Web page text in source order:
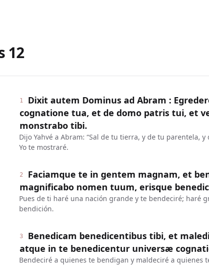
12
1
Dixit autem Dominus ad Abram :
cognatione tua, et de domo patris tui, et
monstrabo tibi.
Dijo Yahvé a Abram: “Sal de tu tierra, y de tu parentela,
Yo te mostraré.
2
Faciamque te in gentem magnam, et
magnificabo nomen tuum, erisque
Pues de ti haré una nación grande y te bendeciré; haré
bendición.
3
Benedicam benedicentibus tibi, et
atque in te benedicentur universæ
Bendeciré a quienes te bendigan y maldeciré a quienes